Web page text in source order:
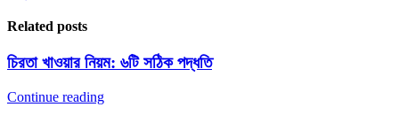
Related posts
চিরতা খাওয়ার নিয়ম: ৬টি সঠিক পদ্ধতি
Continue reading